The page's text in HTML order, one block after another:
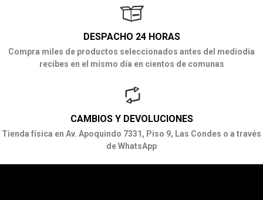
DESPACHO 24 HORAS
Compra miles de productos seleccionados antes del mediodía
recibes en el mismo día en cientos de comunas
CAMBIOS Y DEVOLUCIONES
Tienda física en Av. Apoquindo 7331, Piso 9, Las Condes o a través
de WhatsApp